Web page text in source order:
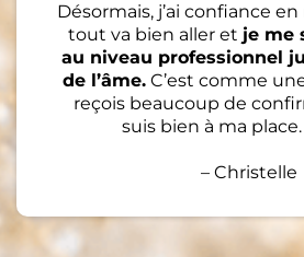
Désormais, j’ai confiance
tout va bien aller et je me
au niveau professionnel
de l’âme.C’est comme
reçois beaucoup de
suis bien à ma
– Christelle